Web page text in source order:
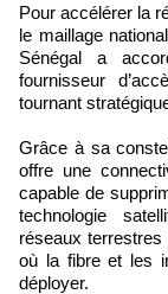
Pour accélérer la
le maillage
Sénégal a
fournisseur
tournant
Grâce à sa
offre une
capable de
technologie
réseaux
où la fibre et les
déployer.